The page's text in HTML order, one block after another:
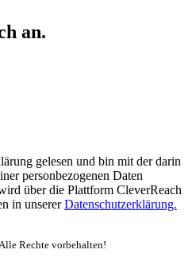
an.
gelesen und bin mit der darin
personbezogenen Daten
über die Plattform CleverReach
in unsererDatenschutzerklärung.
Rechte vorbehalten!